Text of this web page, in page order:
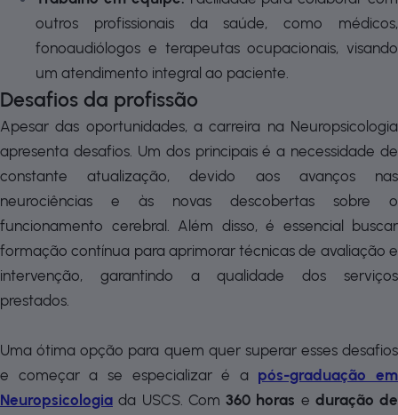
outros profissionais da saúde, como médicos,
fonoaudiólogos e terapeutas ocupacionais, visando
um atendimento integral ao paciente.
Desafios da profissão
Apesar das oportunidades, a carreira na Neuropsicologia
apresenta desafios. Um dos principais é a necessidade de
constante atualização, devido aos avanços nas
neurociências e às novas descobertas sobre o
funcionamento cerebral. Além disso, é essencial buscar
formação contínua para aprimorar técnicas de avaliação e
intervenção, garantindo a qualidade dos serviços
prestados.
Uma ótima opção para quem quer superar esses desafios
e começar a se especializar é a pós-graduação em
Neuropsicologia da USCS. Com 360 horas e duração de